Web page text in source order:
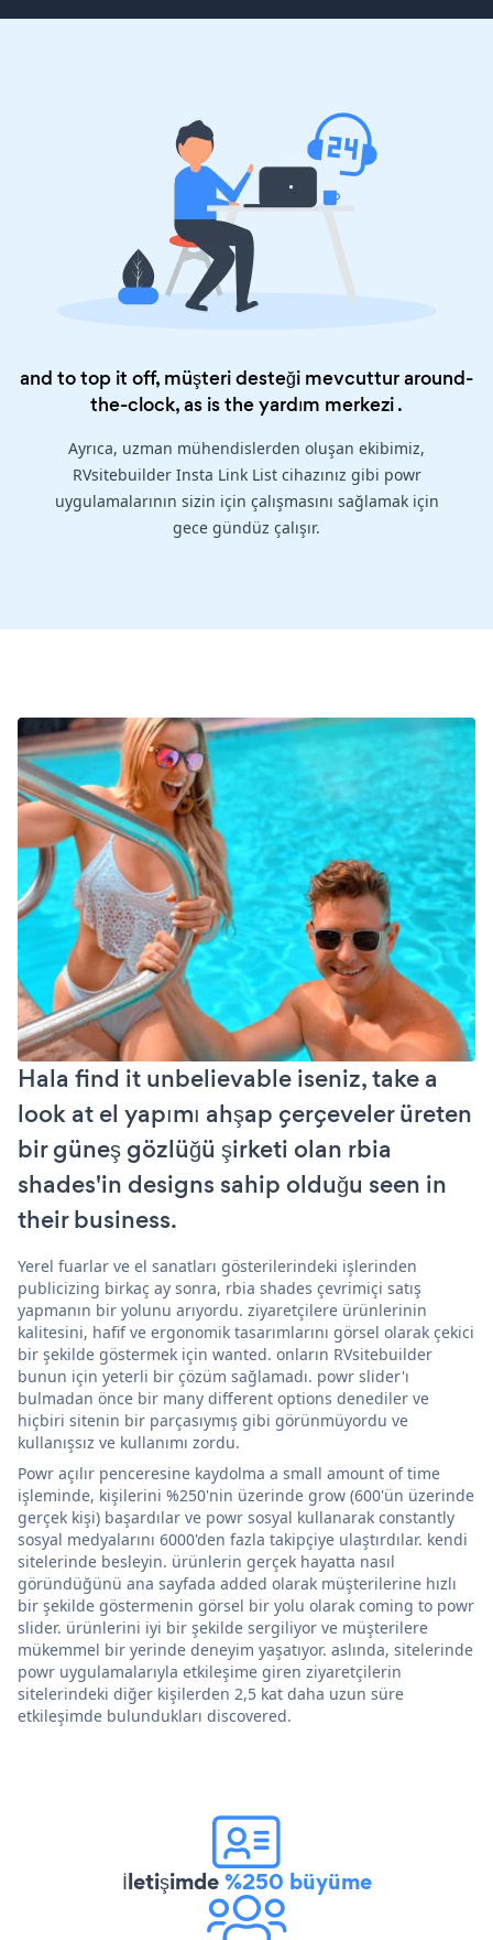
and to top it off, müşteri desteği mevcuttur around-
the-clock, as is theyardım merkezi.
Ayrıca, uzman mühendislerden oluşan ekibimiz,
RVsitebuilder Insta Link List cihazınız gibi powr
uygulamalarının sizin için çalışmasını sağlamak için
gece gündüz çalışır.
Hala find it unbelievable iseniz, take a
look at el yapımı ahşap çerçeveler üreten
bir güneş gözlüğü şirketi olan rbia
shades'in designs sahip olduğu seen in
their business.
Yerel fuarlar ve el sanatları gösterilerindeki işlerinden
publicizing birkaç ay sonra, rbia shades çevrimiçi satış
yapmanın bir yolunu arıyordu. ziyaretçilere ürünlerinin
kalitesini, hafif ve ergonomik tasarımlarını görsel olarak çekici
bir şekilde göstermek için wanted. onların RVsitebuilder
bunun için yeterli bir çözüm sağlamadı. powr slider'ı
bulmadan önce bir many different options denediler ve
hiçbiri sitenin bir parçasıymış gibi görünmüyordu ve
kullanışsız ve kullanımı zordu.
Powr açılır penceresine kaydolma a small amount of time
işleminde, kişilerini %250'nin üzerinde grow (600'ün üzerinde
gerçek kişi) başardılar ve powr sosyal kullanarak constantly
sosyal medyalarını 6000'den fazla takipçiye ulaştırdılar. kendi
sitelerinde besleyin. ürünlerin gerçek hayatta nasıl
göründüğünü ana sayfada added olarak müşterilerine hızlı
bir şekilde göstermenin görsel bir yolu olarak coming to powr
slider. ürünlerini iyi bir şekilde sergiliyor ve müşterilere
mükemmel bir yerinde deneyim yaşatıyor. aslında, sitelerinde
powr uygulamalarıyla etkileşime giren ziyaretçilerin
sitelerindeki diğer kişilerden 2,5 kat daha uzun süre
etkileşimde bulundukları discovered.
İletişimde%250 büyüme